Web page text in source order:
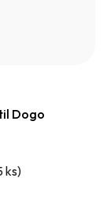
Dogo
ks)